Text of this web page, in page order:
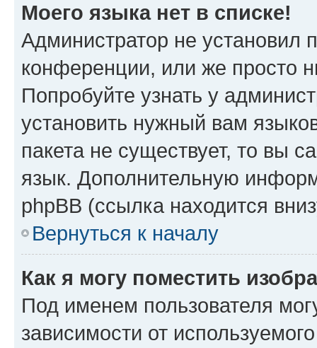
Моего языка нет в списке!
Администратор не установил
конференции, или же просто
Попробуйте узнать у
установить нужный вам
пакета не существует, то вы
язык. Дополнительную
phpBB (ссылка находится
Вернуться к началу
Как я могу поместить
Под именем пользователя
зависимости от